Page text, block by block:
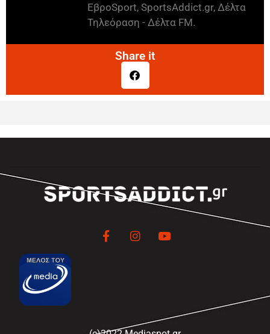
ΕβροSport, SportsAddict.gr, Δέλτα
Τηλεόραση - Δέλτα FM.
Share it